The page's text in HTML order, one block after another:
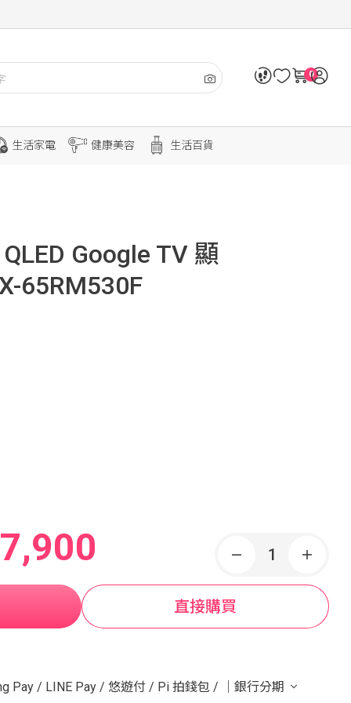
0
生活家電 健康美容 生活百貨
Google TV 顯
65RM530F
直接購買
Pay / LINE Pay / 悠遊付 / Pi 拍錢包 / ｜銀行分期